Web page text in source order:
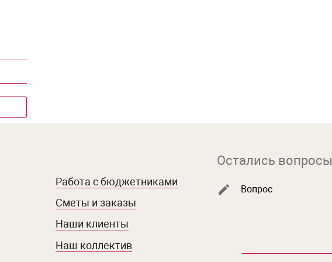
Работа с бюджетниками
Сметы и заказы
Наши клиенты
Наш коллектив
Остались
Вопрос